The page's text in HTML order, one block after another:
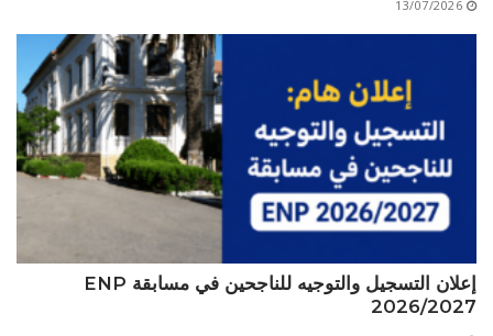
عروض التكوين
التربصات
الشهادات
نماذج ما بعد التدرج
ميثاق الأداب والأخلاقيات الجامعية
13/07/2026
إعلان التسجيل والتوجيه للناجحين في مسابقة ENP
2026/2027